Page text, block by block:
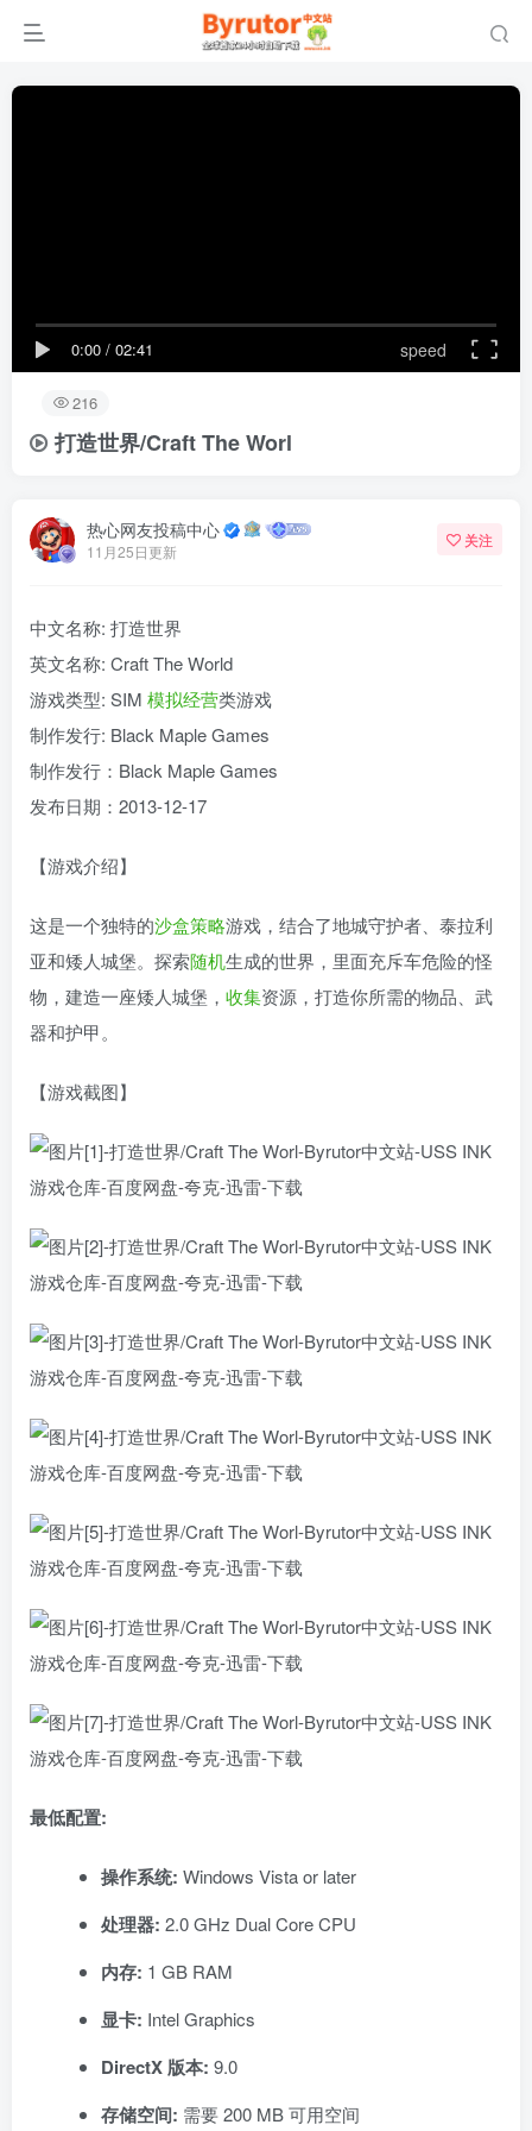
0:00 / 02:41 speed
216
打造世界/Craft The Worl
热心网友投稿中心
11月25日更新
关注
中文名称: 打造世界
英文名称: Craft The World
游戏类型: SIM 模拟经营类游戏
制作发行: Black Maple Games
制作发行：Black Maple Games
发布日期：2013-12-17
【游戏介绍】
这是一个独特的沙盒策略游戏，结合了地城守护者、泰拉利
亚和矮人城堡。探索随机生成的世界，里面充斥车危险的怪
物，建造一座矮人城堡， 收集资源，打造你所需的物品、武
器和护甲。
【游戏截图】
最低配置:
操作系统: Windows Vista or later
处理器: 2.0 GHz Dual Core CPU
内存: 1 GB RAM
显卡: Intel Graphics
DirectX 版本: 9.0
存储空间: 需要 200 MB 可用空间